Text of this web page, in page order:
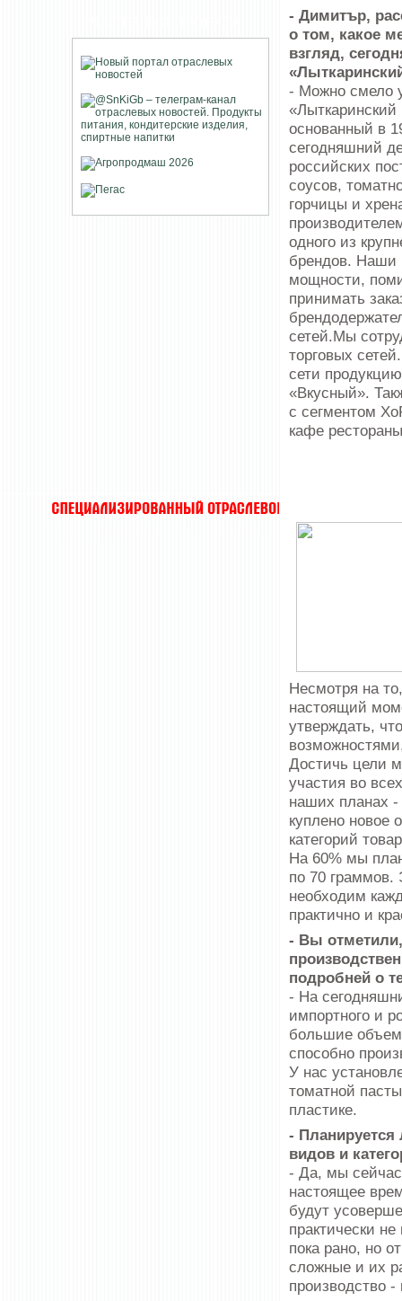
- Димитър,
о том, какое
взгляд,
- Можно смело
основанный в
сегодняшний
российских
соусов,
горчицы и
одного из
брендов. Наши
мощности,
принимать
сетей.Мы
торговых
сети
«Вкусный».
с сегментом
кафе
Несмотря на
настоящий
утверждать,
Достичь цели
участия во
наших планах -
куплено новое
категорий
На 60% мы
по 70 граммов.
необходим
практично и
- Вы
подробней о
- На
импортного и
большие
способно
У нас
томатной
пластике.
-
видов и
- Да, мы
настоящее
будут
практически
пока рано, но
сложные и их
производство